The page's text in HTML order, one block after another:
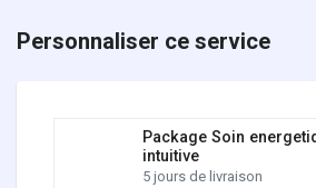
Personnaliser ce service
Package Soin
intuitive
5 jours de livraison